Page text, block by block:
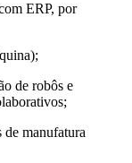
ERP, por
de robôs e
de manufatura